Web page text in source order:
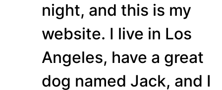
night, and this is my
website. I live in Los
Angeles, have a great
dog named Jack, and I